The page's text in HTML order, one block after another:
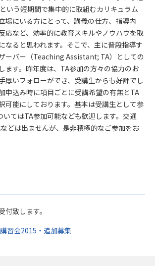
いう短期間で集中的に取組むカリキュラム
場にいる方にとって、講義の仕方、指導内
応など、効率的に教育スキルやノウハウを取
なると思われます。そこで、主に普段指導す
ーバー（Teaching Assistant; TA）としての
ます。昨年度は、TA参加の方々の協力のお
厚いフォローができ、受講生からも好評でし
申込み時に項目ごとに受講希望の有無とTA
可能にしております。基本は受講生として参
いてはTA参加可能なども歓迎します。交通
どは出ませんが、是非積極的なご参加をお
付致します。
習会2015・追加募集